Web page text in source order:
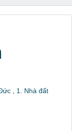
, 1. Nhà đất